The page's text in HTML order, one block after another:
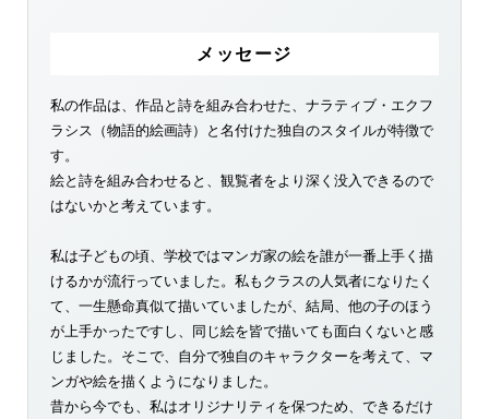
メッセージ
私の作品は、作品と詩を組み合わせた、ナラティブ・エクフ
ラシス（物語的絵画詩）と名付けた独自のスタイルが特徴で
す。
絵と詩を組み合わせると、観覧者をより深く没入できるので
はないかと考えています。
私は子どもの頃、学校ではマンガ家の絵を誰が一番上手く描
けるかが流行っていました。私もクラスの人気者になりたく
て、一生懸命真似て描いていましたが、結局、他の子のほう
が上手かったですし、同じ絵を皆で描いても面白くないと感
じました。そこで、自分で独自のキャラクターを考えて、マ
ンガや絵を描くようになりました。
昔から今でも、私はオリジナリティを保つため、できるだけ